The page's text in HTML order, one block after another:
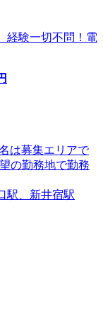
経験一切不問！電
は募集エリアで
の勤務地で勤務
駅、新井宿駅